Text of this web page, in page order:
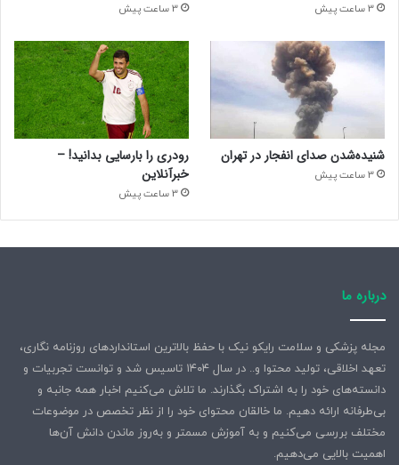
3 ساعت پیش 3 ساعت پیش
شنیده‌شدن صدای انفجار در تهران
3 ساعت پیش
رودری را بارسایی بدانید! –
خبرآنلاین
3 ساعت پیش
درباره ما
مجله پزشکی و سلامت رایکو نیک با حفظ بالاترین استانداردهای روزنامه نگاری،
تعهد اخلاقی، تولید محتوا و.. در سال ۱۴۰۴ تاسیس شد و توانست تجربیات و
دانسته‌های خود را به اشتراک بگذارند. ما تلاش می‌کنیم اخبار همه جانبه و
بی‌طرفانه ارائه دهیم. ما خالقان محتوای خود را از نظر تخصص در موضوعات
مختلف بررسی می‌کنیم و به آموزش مسمتر و به‌روز ماندن دانش آن‌ها
اهمیت بالایی می‌دهیم.